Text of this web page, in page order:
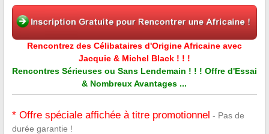
Rencontrez des Célibataires d'Origine Africaine avec
Jacquie & Michel Black ! ! !
Rencontres Sérieuses ou Sans Lendemain ! ! ! Offre d'Essai
& Nombreux Avantages ...
* Offre spéciale affichée à titre promotionnel - Pas de
durée garantie !